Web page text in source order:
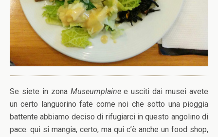
Se siete in zona Museumplainee usciti dai musei avete
un certo languorino fate come noi che sotto una pioggia
battente abbiamo deciso di rifugiarci in questo angolino di
pace: qui si mangia, certo, ma qui c’è anche un food shop,